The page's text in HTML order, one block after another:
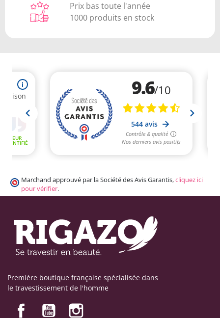
Prix bas toute l'année
1000 produits en stock
Marchand approuvé par la Société des Avis Garantis,cliquez ici
pour vérifier.
Première boutique française spécialisée dans
le travestissement de l'homme